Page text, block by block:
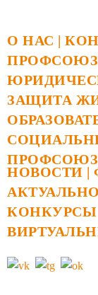
О НАС |
ЗАЩИТА
НОВОСТИ |
КОНКУРСЫ